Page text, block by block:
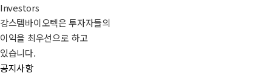
Investors
강스템바이오텍은 투자자들의
이익을 최우선으로 하고
있습니다.
공지사항